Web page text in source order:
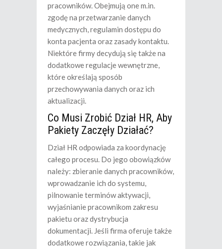
pracowników. Obejmują one m.in.
zgodę na przetwarzanie danych
medycznych, regulamin dostępu do
konta pacjenta oraz zasady kontaktu.
Niektóre firmy decydują się także na
dodatkowe regulacje wewnętrzne,
które określają sposób
przechowywania danych oraz ich
aktualizacji.
Co Musi Zrobić Dział HR, Aby
Pakiety Zaczęły Działać?
Dział HR odpowiada za koordynację
całego procesu. Do jego obowiązków
należy: zbieranie danych pracowników,
wprowadzanie ich do systemu,
pilnowanie terminów aktywacji,
wyjaśnianie pracownikom zakresu
pakietu oraz dystrybucja
dokumentacji. Jeśli firma oferuje także
dodatkowe rozwiązania, takie jak